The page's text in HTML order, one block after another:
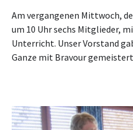
Am vergangenen Mittwoch,
um 10 Uhr sechs Mitglieder,
Unterricht. Unser Vorstand
Ganze mit Bravour